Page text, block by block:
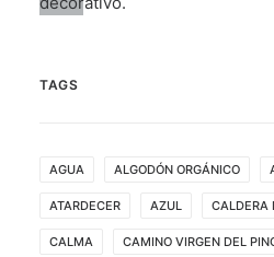
TAGS
AGUA ALGODÓN ORGÁNICO
ATARDECER AZUL CALDERA
CALMA CAMINO VIRGEN DEL